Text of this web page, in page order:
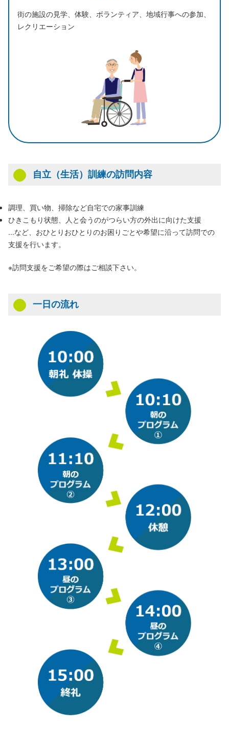
街の施設の見学、体験、ボランティア、地域行事への参加、
レクリエーション
⾃⽴（⽣活）訓練の訪問内容
調理、買い物、掃除など自宅での家事訓練
ひきこもり状態、人と会うのがつらい方の外出に向けた支援
...など、おひとりおひとりのお困りごとや希望に沿って訪問での
支援を行います。
※訪問支援をご希望の際はご相談下さい。
⼀⽇の流れ